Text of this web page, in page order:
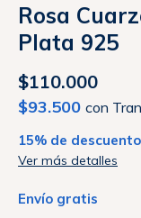
Rosa
Plata 925
$110.000
$93.500 con
15% de descuento
Ver más detalles
Envío gratis